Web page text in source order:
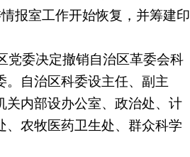
报室工作开始恢复，并筹建印
党委决定撤销自治区革委会科
。自治区科委设主任、副主
关内部设办公室、政治处、计
、农牧医药卫生处、群众科学